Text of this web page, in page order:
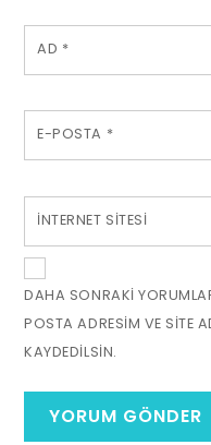
AD *
E-POSTA *
İNTERNET SITESI
DAHA SONRAKI
POSTA ADRESIM VE SITE
KAYDEDILSIN.